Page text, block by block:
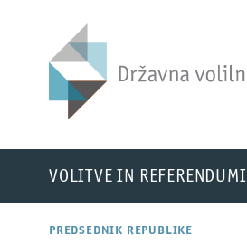
DVK
VOLITVE IN REFERENDUMI
PREDSEDNIK REPUBLIKE